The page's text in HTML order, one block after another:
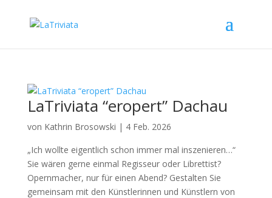
LaTriviata “eropert” Dachau
von Kathrin Brosowski | 4 Feb. 2026
„Ich wollte eigentlich schon immer mal inszenieren…“
Sie wären gerne einmal Regisseur oder Librettist?
Opernmacher, nur für einen Abend? Gestalten Sie
gemeinsam mit den Künstlerinnen und Künstlern von